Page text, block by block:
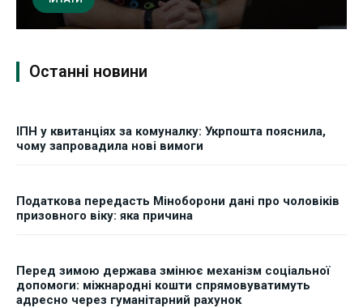
Останні новини
ІПН у квитанціях за комуналку: Укрпошта пояснила,
чому запровадила нові вимоги
Податкова передасть Міноборони дані про чоловіків
призовного віку: яка причина
Перед зимою держава змінює механізм соціальної
допомоги: міжнародні кошти спрямовуватимуть
адресно через гуманітарний рахунок